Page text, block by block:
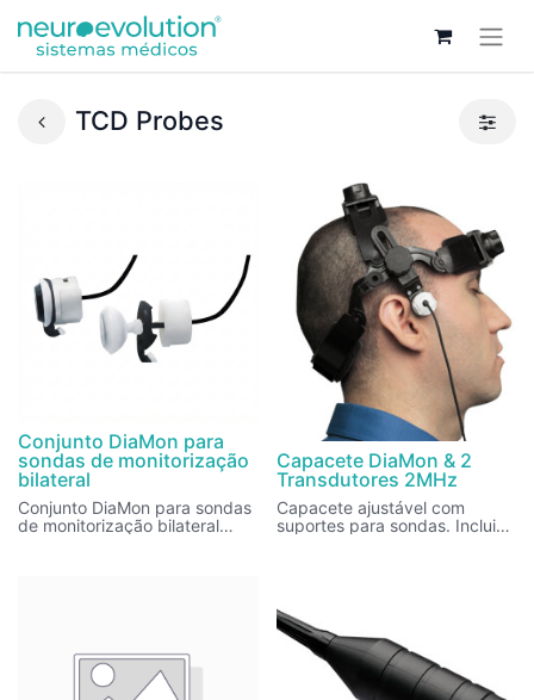
TCD Probes
Conjunto DiaMon para
sondas de monitorização
bilateral
Conjunto DiaMon para sondas
de monitorização bilateral
Capacete DiaMon & 2
Transdutores 2MHz
Capacete ajustável com
suportes para sondas. Inclui